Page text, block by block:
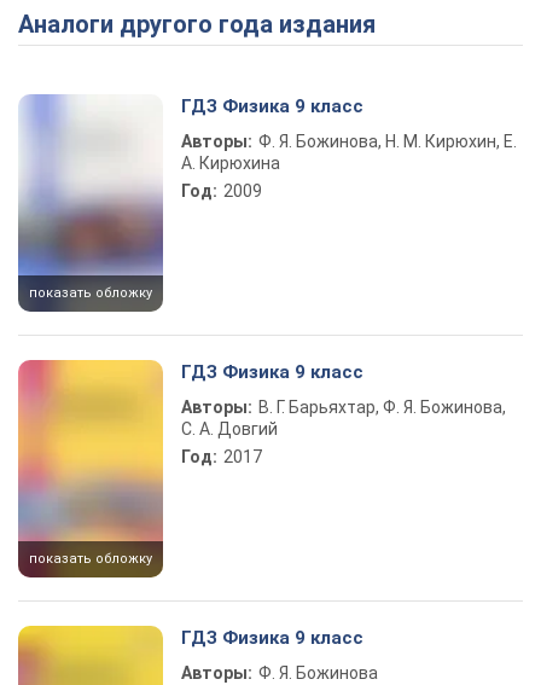
Play Video
Аналоги другого года издания
показать обложку
ГДЗ Физика 9 класс
Авторы: Ф. Я. Божинова, Н. М. Кирюхин, Е.
А. Кирюхина
Год: 2009
показать обложку
ГДЗ Физика 9 класс
Авторы: В. Г. Барьяхтар, Ф. Я. Божинова,
С. А. Довгий
Год: 2017
ГДЗ Физика 9 класс
Авторы: Ф. Я. Божинова